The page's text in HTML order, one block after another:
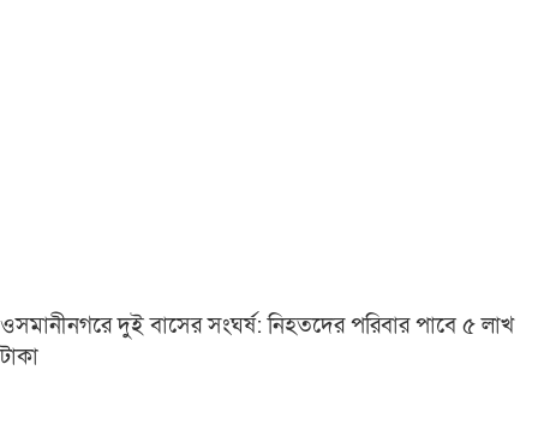
ওসমানীনগরে দুই বাসের সংঘর্ষ: নিহতদের পরিবার পাবে ৫ লাখ
টাকা